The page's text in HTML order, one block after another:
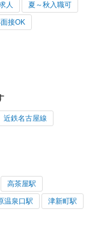
人 夏～秋入職可
接OK
近鉄名古屋線
高茶屋駅
温泉口駅 津新町駅